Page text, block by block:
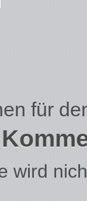
für
wird